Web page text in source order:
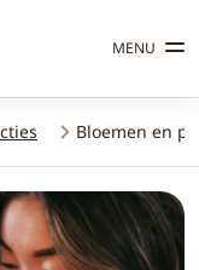
MENU
Bloemen en